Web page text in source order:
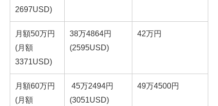
2697USD)
月額50万円
(月額
3371USD)
38万4864円
(2595USD)
42万円
月額60万円
(月額
45万2494円
(3051USD)
49万4500円